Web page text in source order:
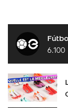
technologies
crampons idéaux
ton modèle
commentaire et
contenu exclusif
👉 Abonne-toi
foot. SOCIAL : IG :
6.100